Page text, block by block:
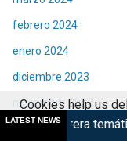
febrero 2024
enero 2024
diciembre 2023
noviembre 2023
octubre 2023
LATEST NEWS
en CDMX
Cookies help us
services, you